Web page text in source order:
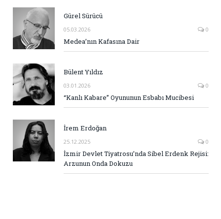
Gürel Sürücü
05.03.2026 0
Medea’nın Kafasına Dair
Bülent Yıldız
03.01.2026 0
“Kanlı Kabare” Oyununun Esbabı Mucibesi
İrem Erdoğan
25.12.2025 0
İzmir Devlet Tiyatrosu’nda Sibel Erdenk Rejisi:
Arzunun Onda Dokuzu